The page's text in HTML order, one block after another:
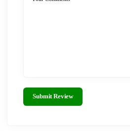
Submit Review